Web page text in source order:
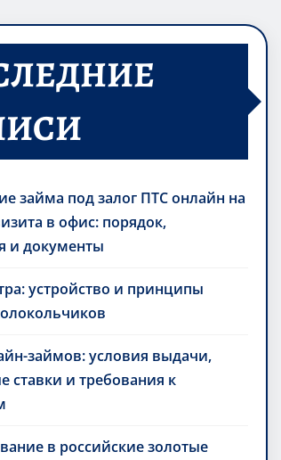
займа под залог ПТС онлайн на
в офис: порядок,
и документы
устройство и принципы
займов: условия выдачи,
ставки и требования к
в российские золотые